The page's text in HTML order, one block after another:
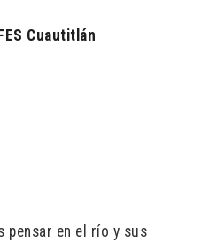
Cuautitlán
pensar en el río y sus